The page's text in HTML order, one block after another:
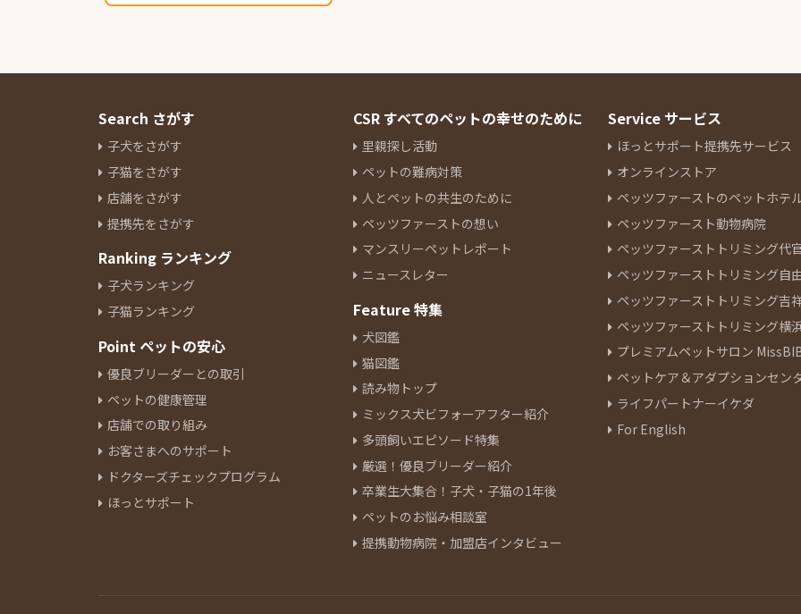
ボストンテリア
キャバリアキングチャールズス
パニエル
ラブラドールレトリーバー
パピヨン
イタリアングレーハウンド
ペキニーズ 22
ジャックラッセルテリア
ミニチュアピンシャー
ウェルシュコーギーペンブロー
ク 10
ボーダーコリー
ブルドッグ
ビーグル 5
ビションフリーゼ 17
ボロンカ・ツヴェトナ
チャイニーズクレステッドドッ
Search さがす
子犬をさがす
子猫をさがす
店舗をさがす
提携先をさがす
Ranking ランキング
子犬ランキング
子猫ランキング
Point ペットの安心
優良ブリーダーとの取引
ペットの健康管理
店舗での取り組み
お客さまへのサポート
ドクターズチェックプログラム
ほっとサポート
CSR すべてのペットの幸せのために
里親探し活動
ペットの難病対策
人とペットの共生のために
ペッツファーストの想い
マンスリーペットレポート
ニュースレター
Feature 特集
犬図鑑
猫図鑑
読み物トップ
ミックス犬ビフォーアフター紹介
多頭飼いエピソード特集
厳選！優良ブリーダー紹介
卒業生大集合！子犬・子猫の1年後
ペットのお悩み相談室
提携動物病院・加盟店インタビュー
Service サービス
ほっとサポート提携先サービス
オンラインストア
ペッツファーストのペットホテ
ペッツファースト動物病院
ペッツファーストトリミング代
ペッツファーストトリミング自
ペッツファーストトリミング吉
ペッツファーストトリミング横
プレミアムペットサロン
ペットケア＆アダプションセン
ライフパートナーイケダ
For English